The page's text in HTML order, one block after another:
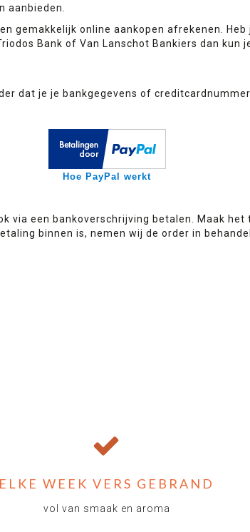
aanbieden.
gemakkelijk online aankopen afrekenen.
Bank of Van Lanschot Bankiers dan
dat je je bankgegevens of
Hoe PayPal werkt
via een bankoverschrijving betalen. Maak
binnen is, nemen wij de order in
ELKE WEEK VERS GEBRAND
vol van smaak en aroma